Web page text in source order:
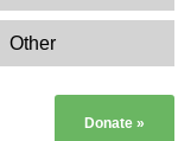
Other
Donate »